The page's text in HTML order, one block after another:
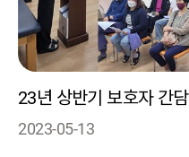
23년 상반기 보호자 간
2023-05-13